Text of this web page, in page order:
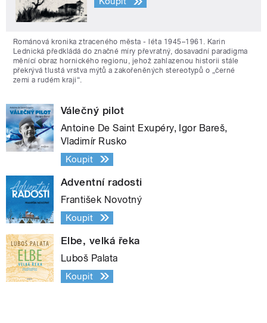
Románová kronika ztraceného města - léta 1945–1961. Karin
Lednická předkládá do značné míry převratný, dosavadní paradigma
měnící obraz hornického regionu, jehož zahlazenou historii stále
překrývá tlustá vrstva mýtů a zakořeněných stereotypů o „černé
zemi a rudém kraji“.
Válečný pilot
Antoine De Saint Exupéry, Igor Bareš,
Vladimír Rusko
Koupit
Adventní radosti
František Novotný
Koupit
Elbe, velká řeka
Luboš Palata
Koupit